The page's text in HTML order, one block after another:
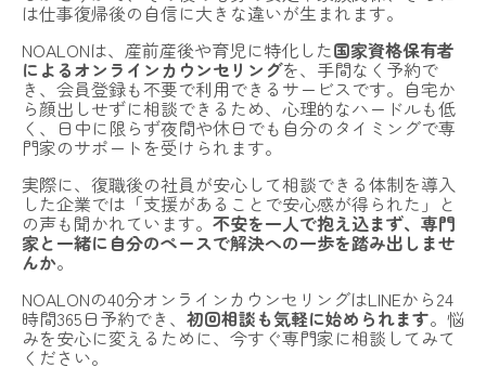
は仕事復帰後の自信に大きな違いが生まれます。
NOALONは、産前産後や育児に特化した国家資格保有者
によるオンラインカウンセリングを、手間なく予約で
き、会員登録も不要で利用できるサービスです。自宅か
ら顔出しせずに相談できるため、心理的なハードルも低
く、日中に限らず夜間や休日でも自分のタイミングで専
門家のサポートを受けられます。
実際に、復職後の社員が安心して相談できる体制を導入
した企業では「支援があることで安心感が得られた」と
の声も聞かれています。 不安を一人で抱え込まず、専門
家と一緒に自分のペースで解決への一歩を踏み出しませ
んか。
NOALONの40分オンラインカウンセリングはLINEから24
時間365日予約でき、 初回相談も気軽に始められます。悩
みを安心に変えるために、今すぐ専門家に相談 してみて
ください。